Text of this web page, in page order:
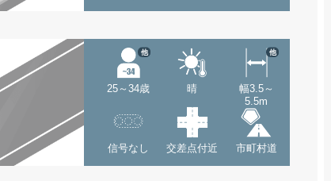
25～34歳
他
晴
幅3.5～
5.5m
他
信号なし 交差点付近 市町村道